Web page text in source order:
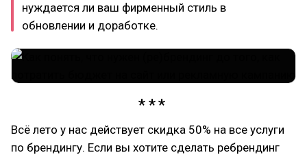
нуждается ли ваш фирменный стиль в
обновлении и доработке.
Всё лето у нас действует скидка 50% на все услуги
по брендингу. Если вы хотите сделать ребрендинг